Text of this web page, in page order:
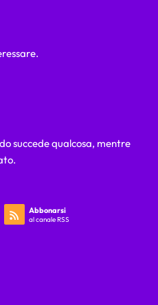
succede qualcosa, mentre
Abbonarsi
al canale RSS